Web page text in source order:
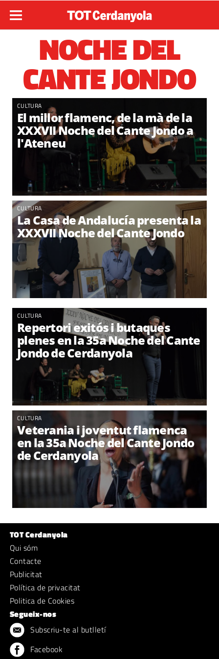
NOCHE DEL
CANTE JONDO
CULTURA
El millor flamenc, de la mà de la
XXXVII Noche del Cante Jondo a
l'Ateneu
CULTURA
La Casa de Andalucía presenta la
XXXVII Noche del Cante Jondo
CULTURA
Repertori exitós i butaques
plenes en la 35a Noche del Cante
Jondo de Cerdanyola
CULTURA
Veterania i joventut flamenca
en la 35a Noche del Cante Jondo
de Cerdanyola
TOT Cerdanyola
Qui sóm
Contacte
Publicitat
Política de privacitat
Politica de Cookies
Segueix-nos
Subscriu-te al butlletí
Facebook